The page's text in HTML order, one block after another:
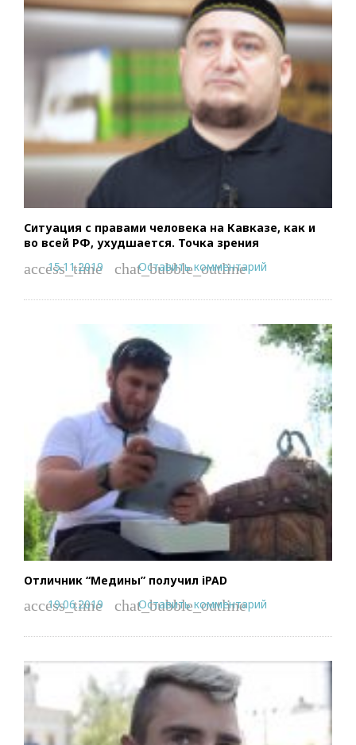
Ситуация с правами человека на Кавказе, как и
во всей РФ, ухудшается. Точка зрения
access_time
15.11.2019 chat_bubble_outline
Оставить комментарий
Отличник “Медины” получил iPAD
access_time
19.06.2019 chat_bubble_outline
Оставить комментарий